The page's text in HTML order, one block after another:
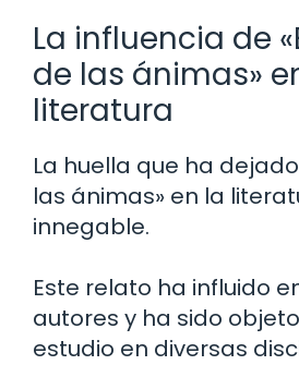
La influencia de
de las ánimas»
literatura
La huella que ha
las ánimas» en la
innegable.
Este relato ha influido
autores y ha sido
estudio en diversas